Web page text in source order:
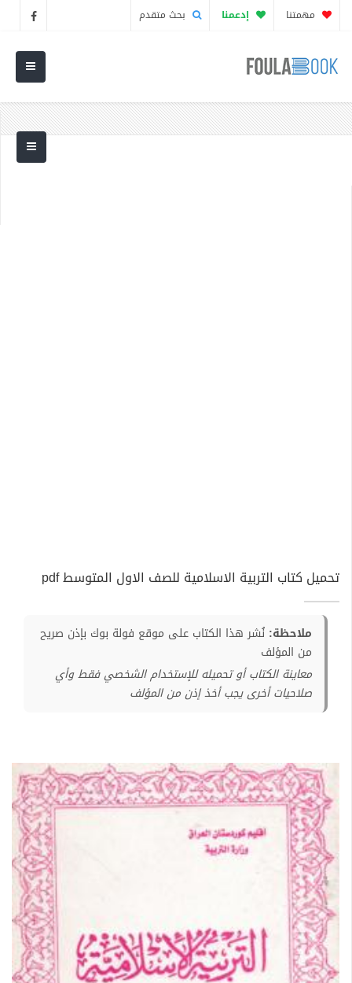
مهمتنا إدعمنا بحث متقدم
تحميل كتاب التربية الاسلامية للصف الاول المتوسط pdf
ملاحظة: نُشر هذا الكتاب على موقع فولة بوك بإذن صريح
من المؤلف
معاينة الكتاب أو تحميله للإستخدام الشخصي فقط وأي
صلاحيات أخرى يجب أخذ إذن من المؤلف